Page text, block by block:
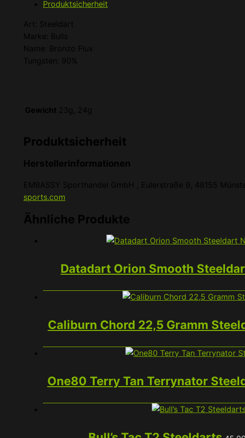
Produktsicherheit
Art: Steeldart
Marke: Bulls
Name: Bronzo Flux
Tungsten: 90%
Gewicht 23g, 24g
Produktsicherheit
Herstellerinformationen
EMBASSY Sporthandel GmbH , Eulerstraße 9, 48155
sports.com
Ähnliche Produkte
Datadart Orion Smooth
Caliburn Chord 22,5 Gramm
One80 Terry Tan Terrynator